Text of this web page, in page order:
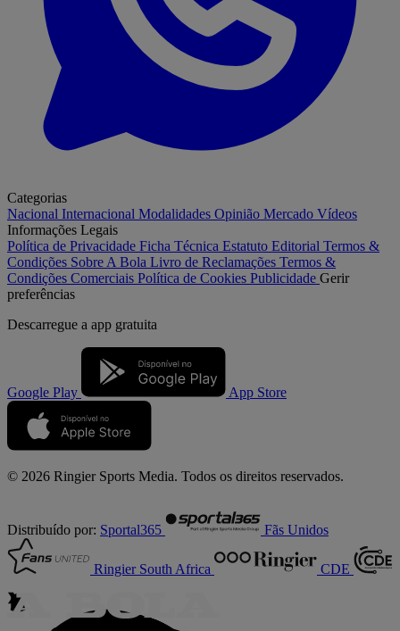
Categorias
Nacional Internacional Modalidades Opinião Mercado Vídeos
Informações Legais
Política de Privacidade Ficha Técnica Estatuto Editorial Termos &
Condições Sobre A Bola Livro de Reclamações Termos &
Condições Comerciais Política de Cookies Publicidade Gerir
preferências
Descarregue a app gratuita
Google Play App Store
© 2026 Ringier Sports Media. Todos os direitos reservados.
Distribuído por: Sportal365 Fãs Unidos
Ringier South Africa CDE